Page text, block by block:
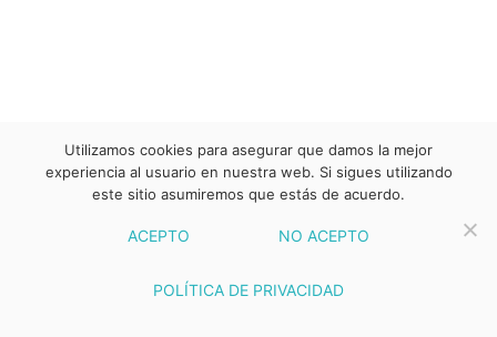
Utilizamos cookies para asegurar que damos la mejor
experiencia al usuario en nuestra web. Si sigues utilizando
este sitio asumiremos que estás de acuerdo.
ACEPTO NO ACEPTO
POLÍTICA DE PRIVACIDAD